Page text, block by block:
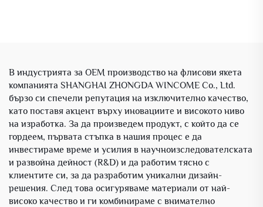
В индустрията за OEM производство на флисови якета
компанията SHANGHAI ZHONGDA WINCOME Co., Ltd.
бързо си спечели репутация на изключително качество,
като поставя акцент върху иновациите и високото ниво
на изработка. За да произведем продукт, с който да се
гордеем, първата стъпка в нашия процес е да
инвестираме време и усилия в научноизследователската
и развойна дейност (R&D) и да работим тясно с
клиентите си, за да разработим уникални дизайн-
решения. След това осигуряваме материали от най-
високо качество и ги комбинираме с внимателно